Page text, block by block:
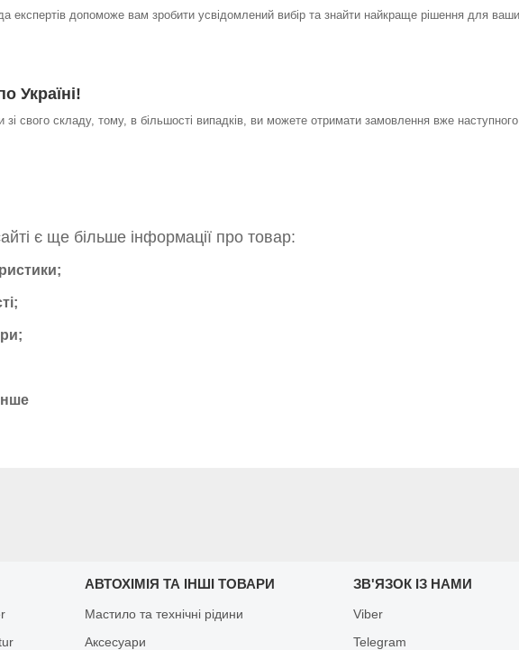
експертів допоможе вам зробити усвідомлений вибір та знайти найкраще рішення для
Україні!
свого складу, тому, в більшості випадків, ви можете отримати замовлення вже наступного
є ще більше інформації про товар:
АВТОХІМІЯ ТА ІНШІ ТОВАРИ
Мастило та технічні рідини
Аксесуари
ЗВ'ЯЗОК ІЗ НАМИ
Viber
Telegram